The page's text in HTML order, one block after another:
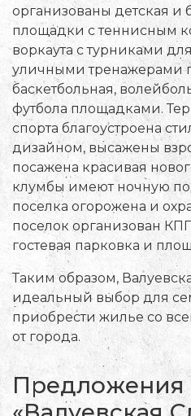
организованы детская и
площадки с теннисным
воркаута с турниками
уличными тренажерами
баскетбольная,
футбола площадками.
спорта благоустроена
дизайном, высажены
посажена красивая
клумбы имеют ночную
поселка огорожена и
поселок организован
гостевая парковка и
Таким образом,
идеальный выбор для
приобрести жилье со
от города.
Предложения